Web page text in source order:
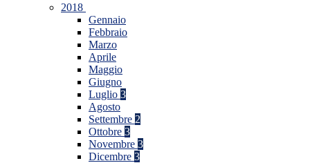
2018
Gennaio
Febbraio
Marzo
Aprile
Maggio
Giugno
Luglio 3
Agosto
Settembre 2
Ottobre 3
Novembre 3
Dicembre 3